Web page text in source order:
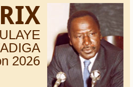
2026